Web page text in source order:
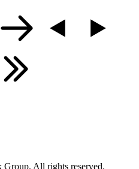
All rights reserved.